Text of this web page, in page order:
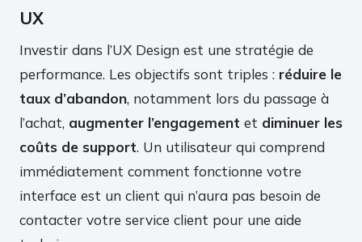
UX
Investir dans l’UX Design est une stratégie de
performance. Les objectifs sont triples : réduire le
taux d’abandon, notamment lors du passage à
l’achat, augmenter l’engagement et diminuer les
coûts de support. Un utilisateur qui comprend
immédiatement comment fonctionne votre
interface est un client qui n’aura pas besoin de
contacter votre service client pour une aide